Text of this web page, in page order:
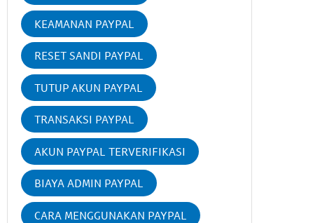
KEAMANAN PAYPAL
RESET SANDI PAYPAL
TUTUP AKUN PAYPAL
TRANSAKSI PAYPAL
AKUN PAYPAL TERVERIFIKASI
BIAYA ADMIN PAYPAL
CARA MENGGUNAKAN PAYPAL